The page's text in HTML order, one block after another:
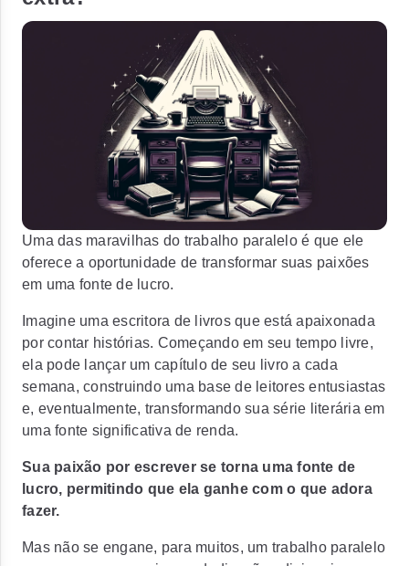
Uma das maravilhas do trabalho paralelo é que ele
oferece a oportunidade de transformar suas paixões
em uma fonte de lucro.
Imagine uma escritora de livros que está apaixonada
por contar histórias. Começando em seu tempo livre,
ela pode lançar um capítulo de seu livro a cada
semana, construindo uma base de leitores entusiastas
e, eventualmente, transformando sua série literária em
uma fonte significativa de renda.
Sua paixão por escrever se torna uma fonte de
lucro, permitindo que ela ganhe com o que adora
fazer.
Mas não se engane, para muitos, um trabalho paralelo